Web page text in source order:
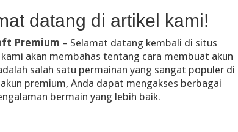
datang di artikel kami!
Premium – Selamat datang kembali di situs
akan membahas tentang cara membuat akun
salah satu permainan yang sangat populer di
premium, Anda dapat mengakses berbagai
bermain yang lebih baik.